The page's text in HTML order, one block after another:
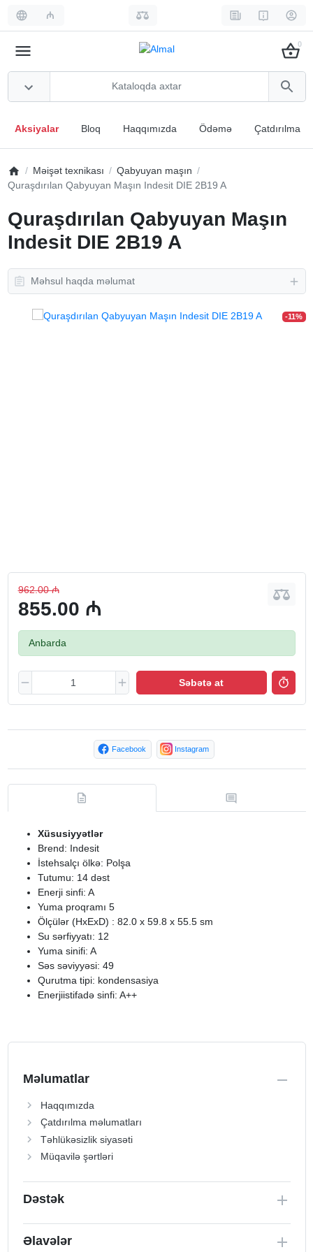
₼
0
Aksiyalar Bloq Haqqımızda Ödəmə Çatdırılma
Məişət texnikası
Qabyuyan maşın
Quraşdırılan Qabyuyan Maşın Indesit DIE 2B19 A
Quraşdırılan Qabyuyan Maşın
Indesit DIE 2B19 A
Məhsul haqda məlumat
-11%
962.00 ₼
855.00 ₼
Anbarda
Səbətə at
Facebook Instagram
Xüsusiyyətlər
Brend: Indesit
İstehsalçı ölkə: Polşa
Tutumu: 14 dəst
Enerji sinfi: A
Yuma proqramı 5
Ölçülər (HxExD) : 82.0 x 59.8 x 55.5 sm
Su sərfiyyatı: 12
Yuma sinifi: A
Səs səviyyəsi: 49
Qurutma tipi: kondensasiya
Enerjiistifadə sinfi: A++
Məlumatlar
Haqqımızda
Çatdırılma məlumatları
Təhlükəsizlik siyasəti
Müqavilə şərtləri
Dəstək
Əlavələr